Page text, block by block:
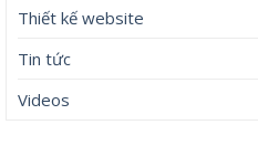
Thiết kế website
Tin tức
Videos